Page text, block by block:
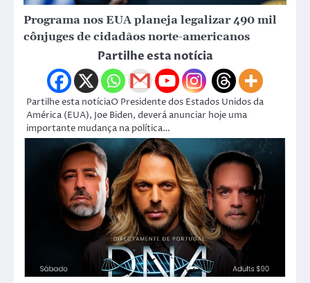
Programa nos EUA planeja legalizar 490 mil
cônjuges de cidadãos norte-americanos
Partilhe esta notícia
Partilhe esta notíciaO Presidente dos Estados Unidos da
América (EUA), Joe Biden, deverá anunciar hoje uma
importante mudança na política…